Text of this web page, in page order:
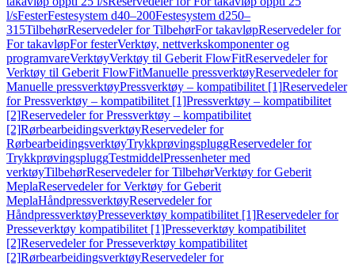
l/sFesterFestesystem d40–200Festesystem d250–
315TilbehørReservedeler for TilbehørFor takavløpReservedeler for
For takavløpFor festerVerktøy, nettverkskomponenter og
programvareVerktøyVerktøy til Geberit FlowFitReservedeler for
Verktøy til Geberit FlowFitManuelle pressverktøyReservedeler for
Manuelle pressverktøyPressverktøy – kompatibilitet [1]Reservedeler
for Pressverktøy – kompatibilitet [1]Pressverktøy – kompatibilitet
[2]Reservedeler for Pressverktøy – kompatibilitet
[2]RørbearbeidingsverktøyReservedeler for
RørbearbeidingsverktøyTrykkprøvingspluggReservedeler for
TrykkprøvingspluggTestmiddelPressenheter med
verktøyTilbehørReservedeler for TilbehørVerktøy for Geberit
MeplaReservedeler for Verktøy for Geberit
MeplaHåndpressverktøyReservedeler for
HåndpressverktøyPresseverktøy kompatibilitet [1]Reservedeler for
Presseverktøy kompatibilitet [1]Presseverktøy kompatibilitet
[2]Reservedeler for Presseverktøy kompatibilitet
[2]RørbearbeidingsverktøyReservedeler for